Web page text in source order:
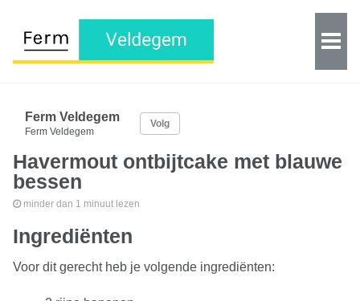
Ferm Veldegem
Ferm Veldegem
Volg
Havermout ontbijtcake met blauwe
bessen
minder dan 1 minuut lezen
Ingrediënten
Voor dit gerecht heb je volgende ingrediënten: